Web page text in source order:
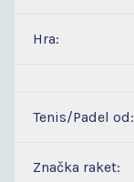
Hra:
Tenis/Padel od:
Značka raket: